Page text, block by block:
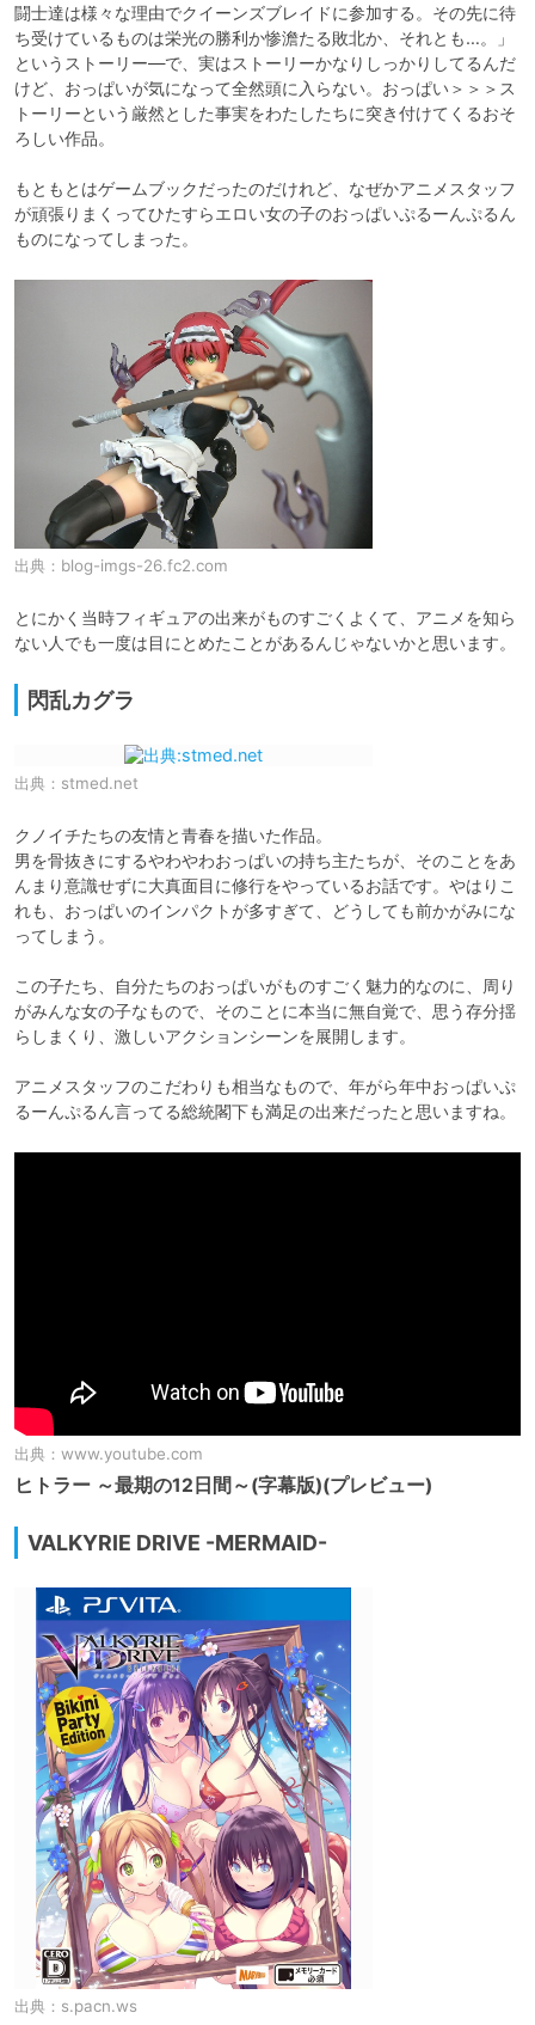
闘士達は様々な理由でクイーンズブレイドに参加する。その先に待
ち受けているものは栄光の勝利か惨澹たる敗北か、それとも…。」
というストーリー―で、実はストーリーかなりしっかりしてるんだ
けど、おっぱいが気になって全然頭に入らない。おっぱい＞＞＞ス
トーリーという厳然とした事実をわたしたちに突き付けてくるおそ
ろしい作品。
もともとはゲームブックだったのだけれど、なぜかアニメスタッフ
が頑張りまくってひたすらエロい女の子のおっぱいぷるーんぷるん
ものになってしまった。
出典： blog-imgs-26.fc2.com
とにかく当時フィギュアの出来がものすごくよくて、アニメを知ら
ない人でも一度は目にとめたことがあるんじゃないかと思います。
閃乱カグラ
出典： stmed.net
クノイチたちの友情と青春を描いた作品。
男を骨抜きにするやわやわおっぱいの持ち主たちが、そのことをあ
んまり意識せずに大真面目に修行をやっているお話です。やはりこ
れも、おっぱいのインパクトが多すぎて、どうしても前かがみにな
ってしまう。
この子たち、自分たちのおっぱいがものすごく魅力的なのに、周り
がみんな女の子なもので、そのことに本当に無自覚で、思う存分揺
らしまくり、激しいアクションシーンを展開します。
アニメスタッフのこだわりも相当なもので、年がら年中おっぱいぷ
るーんぷるん言ってる総統閣下も満足の出来だったと思いますね。
出典： www.youtube.com
ヒトラー ～最期の12日間～(字幕版)(プレビュー)
VALKYRIE DRIVE -MERMAID-
出典： s.pacn.ws